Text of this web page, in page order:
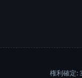
権利確定: